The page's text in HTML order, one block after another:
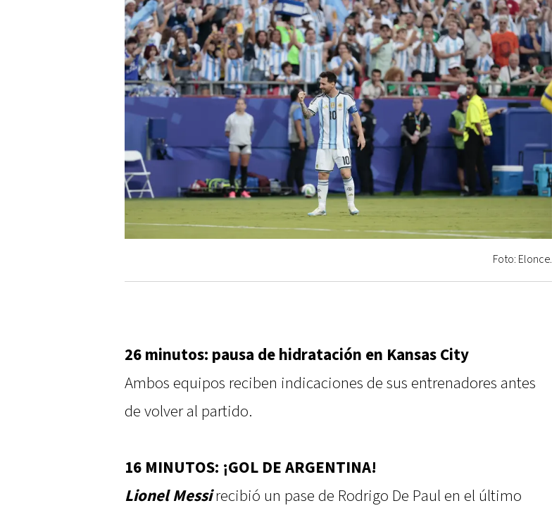
Foto: Elonce.
26 minutos: pausa de hidratación en Kansas City
Ambos equipos reciben indicaciones de sus entrenadores antes
de volver al partido.
16 MINUTOS: ¡GOL DE ARGENTINA!
Lionel Messirecibió un pase de Rodrigo De Paul en el último